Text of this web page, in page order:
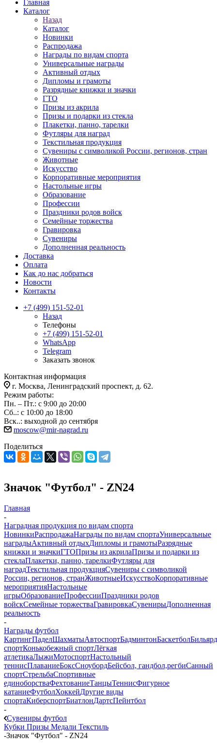
Главная
Каталог
Назад
Каталог
Новинки
Распродажа
Награды по видам спорта
Универсальные награды
Активный отдых
Дипломы и грамоты
Разрядные книжки и значки
ГТО
Призы из акрила
Призы и подарки из стекла
Плакетки, панно, тарелки
Футляры для наград
Текстильная продукция
Сувениры с символикой России, регионов, стран
Животные
Искусство
Корпоративные мероприятия
Настольные игры
Образование
Профессии
Праздники родов войск
Семейные торжества
Гравировка
Сувениры
Дополненная реальность
Доставка
Оплата
Как до нас добраться
Новости
Контакты
+7 (499) 151-52-01
Назад
Телефоны
+7 (499) 151-52-01
WhatsApp
Telegram
Заказать звонок
Контактная информация
г. Москва, Ленинградский проспект, д. 62.
Режим работы:
Пн. – Пт.: с 9:00 до 20:00
Сб..: с 10:00 до 18:00
Вск..: выходной до сентября
moscow@mir-nagrad.ru
Поделиться
Значок "Футбол" - ZN24
Главная
-
Наградная продукция по видам спорта
НовинкиРаспродажаНаграды по видам спортаУниверсальные
наградыАктивный отдыхДипломы и грамотыРазрядные
книжки и значкиГТОПризы из акрилаПризы и подарки из
стеклаПлакетки, панно, тарелкиФутляры для
наградТекстильная продукцияСувениры с символикой
России, регионов, странЖивотныеИскусствоКорпоративные
мероприятияНастольные
игрыОбразованиеПрофессииПраздники родов
войскСемейные торжестваГравировкаСувенирыДополненная
реальность
-
Награды футбол
КартингПаделШахматыАвтоспортБадминтонБаскетболБильярд
спортКонькобежный спортЛёгкая
атлетикаЛыжиМотоспортНастольный
теннисПлаваниеБоксСноубордБейсбол, гандбол,регбиСанный
спортСтрельбаСпортивные
единоборстваФехтованиеТанцыТеннисФигурное
катаниеФутболХоккейДругие виды
спортаКиберспортБиатлонДартсПейнтбол
-
Сувениры футбол
Кубки Призы Медали Текстиль
-Значок "Футбол" - ZN24